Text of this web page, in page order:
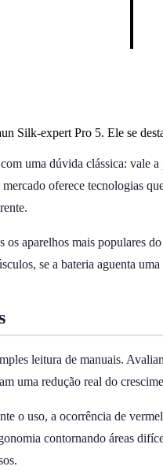
Silk-expert Pro 5. Ele se
uma dúvida clássica: vale
oferece tecnologias
os aparelhos mais populares
se a bateria aguenta
leitura de manuais.
uma redução real do
o uso, a ocorrência de
contornando áreas